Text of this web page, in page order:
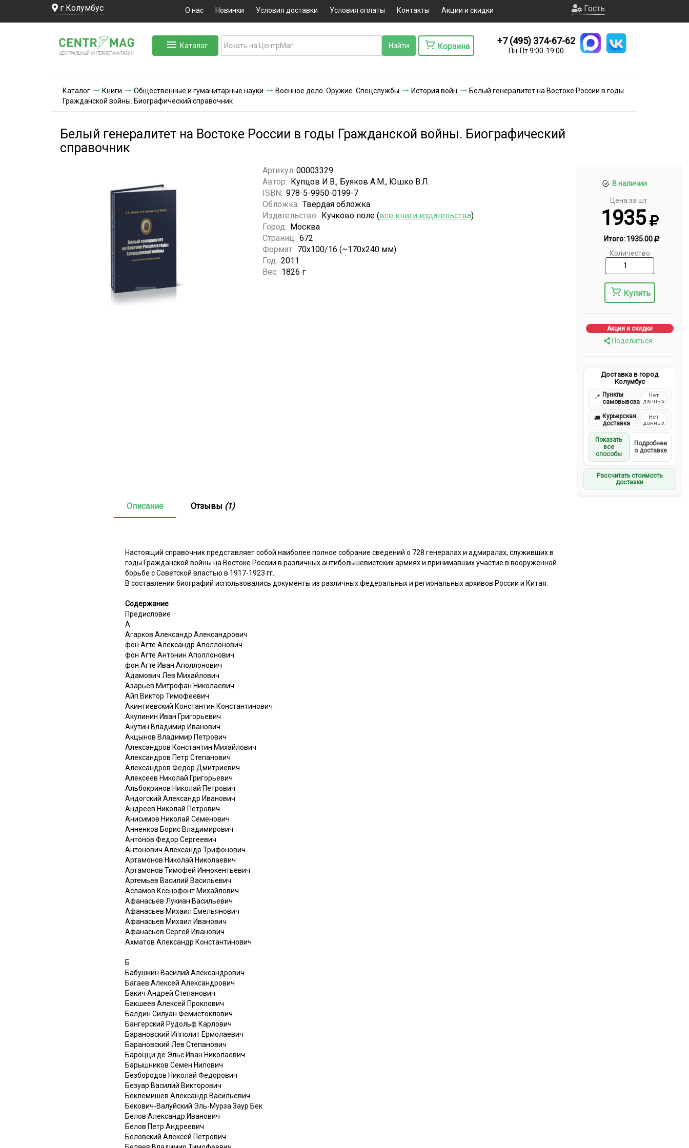
г Колумбус О нас Новинки Условия доставки Условия оплаты Контакты Акции и скидки Гость
ЦЕНТРАЛЬНЫЙ ИНТЕРНЕТ-МА ГАЗИН
Каталог Корзина
+7 (495) 374-67-62
Пн-Пт 9:00-19:00
Каталог Книги Общественные и гуманитарные науки Военное дело. Оружие. Спецслужбы История войн
Белый генералитет на Востоке России в годы
Гражданской войны. Биографический справочник
Белый генералитет на Востоке России в годы Гражданской войны. Биографический
справочник
В наличии
Цена за шт.
1935
Итого: 1935.00
Количество
Купить
Акции и скидки
Поделиться
Доставка в город
Колумбус
📍 Пункты
самовывоза
Нет
данных
🚚 Курьерская
доставка
Нет
данных
Показать
все
способы
Подробнее
о доставке
Рассчитать стоимость
доставки
Артикул: 00003329
Автор: Купцов И.В., Буяков А.М., Юшко В.Л.
ISBN: 978-5-9950-0199-7
Обложка: Твердая обложка
Издательство: Кучково поле (все книги издательства)
Город: Москва
Страниц: 672
Формат: 70x100/16 (~170x240 мм)
Год: 2011
Вес: 1826 г
Описание Отзывы (1)
Настоящий справочник представляет собой наиболее полное собрание сведений о 728 генералах и адмиралах, служивших в
годы Гражданской войны на Востоке России в различных антибольшевистских армиях и принимавших участие в вооруженной
борьбе с Советской властью в 1917-1923 гг.
В составлении биографий использовались документы из различных федеральных и региональных архивов России и Китая.
Содержание
Предисловие
А
Агарков Александр Александрович
фон Агте Александр Аполлонович
фон Агте Антонин Аполлонович
фон Агте Иван Аполлонович
Адамович Лев Михайлович
Азарьев Митрофан Николаевич
Айп Виктор Тимофеевич
Акинтиевский Константин Константинович
Акулинин Иван Григорьевич
Акутин Владимир Иванович
Акцынов Владимир Петрович
Александров Константин Михайлович
Александров Петр Степанович
Александров Федор Дмитриевич
Алексеев Николай Григорьевич
Альбокринов Николай Петрович
Андогский Александр Иванович
Андреев Николай Петрович
Анисимов Николай Семенович
Анненков Борис Владимирович
Антонов Федор Сергеевич
Антонович Александр Трифонович
Артамонов Николай Николаевич
Артамонов Тимофей Иннокентьевич
Артемьев Василий Васильевич
Асламов Ксенофонт Михайлович
Афанасьев Лукиан Васильевич
Афанасьев Михаил Емельянович
Афанасьев Михаил Иванович
Афанасьев Сергей Иванович
Ахматов Александр Константинович
Б
Бабушкин Василий Александрович
Багаев Алексей Александрович
Бакич Андрей Степанович
Бакшеев Алексей Проклович
Балдин Силуан Фемистоклович
Бангерский Рудольф Карлович
Барановский Ипполит Ермолаевич
Барановский Лев Степанович
Бароцци де Эльс Иван Николаевич
Барышников Семен Нилович
Безбородов Николай Федорович
Безуар Василий Викторович
Беклемишев Александр Васильевич
Бекович-Валуйский Эль-Мурза Заур Бек
Белов Александр Иванович
Белов Петр Андреевич
Беловский Алексей Петрович